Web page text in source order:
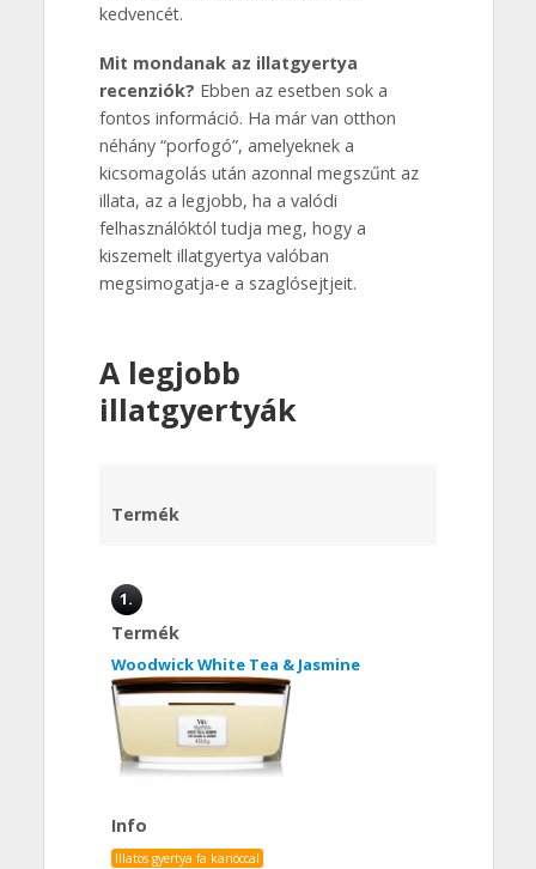
kedvencét.
Mit mondanak az illatgyertya
recenziók? Ebben az esetben sok a
fontos információ. Ha már van otthon
néhány “porfogó”, amelyeknek a
kicsomagolás után azonnal megszűnt az
illata, az a legjobb, ha a valódi
felhasználóktól tudja meg, hogy a
kiszemelt illatgyertya valóban
megsimogatja-e a szaglósejtjeit.
A legjobb
illatgyertyák
Termék
1.
Termék
Woodwick White Tea & Jasmine
Info
Illatos gyertya fa kanóccal